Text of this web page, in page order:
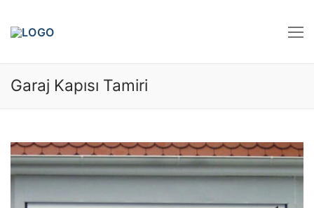
atla
Garaj Kapısı Tamiri